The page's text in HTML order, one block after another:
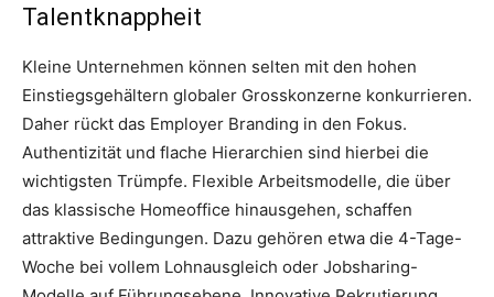
Talentknappheit
Kleine Unternehmen können selten mit den hohen
Einstiegsgehältern globaler Grosskonzerne konkurrieren.
Daher rückt das Employer Branding in den Fokus.
Authentizität und flache Hierarchien sind hierbei die
wichtigsten Trümpfe. Flexible Arbeitsmodelle, die über
das klassische Homeoffice hinausgehen, schaffen
attraktive Bedingungen. Dazu gehören etwa die 4-Tage-
Woche bei vollem Lohnausgleich oder Jobsharing-